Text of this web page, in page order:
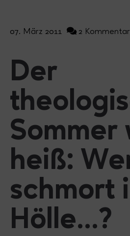
07. März 2011 2
Der
Sommer
heiß:
schmort
Hölle...?